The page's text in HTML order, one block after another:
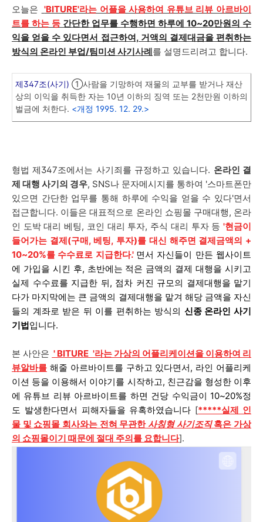
오늘은 'BITURE'라는 어플을 사용하여 유튜브 리뷰 아르바이
트를 하는 등 간단한 업무를 수행하면 하루에 10~20만원의 수
익을 얻을 수 있다면서 접근하여, 거액의 결제대금을 편취하는
방식의 온라인 부업/팀미션 사기사례를 설명드리려고 합니다.
제347조(사기) ①사람을 기망하여 재물의 교부를 받거나 재산
상의 이익을 취득한 자는 10년 이하의 징역 또는 2천만원 이하의
벌금에 처한다. <개정 1995. 12. 29.>
형법 제347조에서는 사기죄를 규정하고 있습니다. 온라인 결
제 대행 사기의 경우, SNS나 문자메시지를 통하여 '스마트폰만
있으면 간단한 업무를 통해 하루에 수익을 얻을 수 있다'면서
접근합니다. 이들은 대표적으로 온라인 쇼핑몰 구매대행, 온라
인 도박 대리 베팅, 코인 대리 투자, 주식 대리 투자 등 '현금이
들어가는 결제(구매, 베팅, 투자)를 대신 해주면 결제금액의 +
10~20%를 수수료로 지급한다.' 면서 자신들이 만든 웹사이트
에 가입을 시킨 후, 초반에는 적은 금액의 결제 대행을 시키고
실제 수수료를 지급한 뒤, 점차 커진 규모의 결제대행을 맡기
다가 마지막에는 큰 금액의 결제대행을 맡겨 해당 금액을 자신
들의 계좌로 받은 뒤 이를 편취하는 방식의 신종 온라인 사기
기법입니다.
본 사안은 ' BITURE '라는 가상의 어플리케이션을 이용하여 리
뷰알바를 해줄 아르바이트를 구하고 있다면서, 라인 어플리케
이션 등을 이용해서 이야기를 시작하고, 친근감을 형성한 이후
에 유튜브 리뷰 아르바이트를 하면 건당 수익금이 10~20%정
도 발생한다면서 피해자들을 유혹하였습니다 [*****실제 인
물 및 쇼핑몰 회사와는 전혀 무관한 사칭형 사기조직 혹은 가상
의 쇼핑몰이기 때문에 절대 주의를 요합니다].